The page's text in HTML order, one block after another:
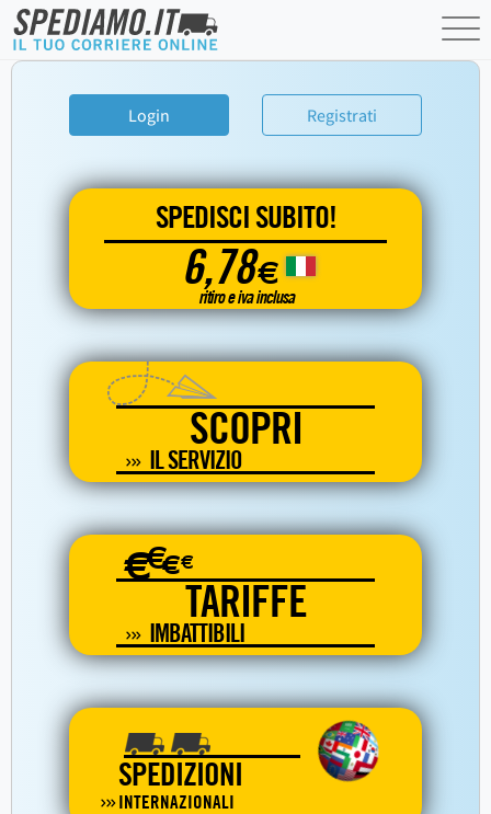
Login Registrati
SPEDISCI SUBITO!
6,78€
ritiro e iva inclusa
SCOPRI
IL SERVIZIO
€€€€
TARIFFE
IMBATTIBILI
SPEDIZIONI
INTERNAZIONALI